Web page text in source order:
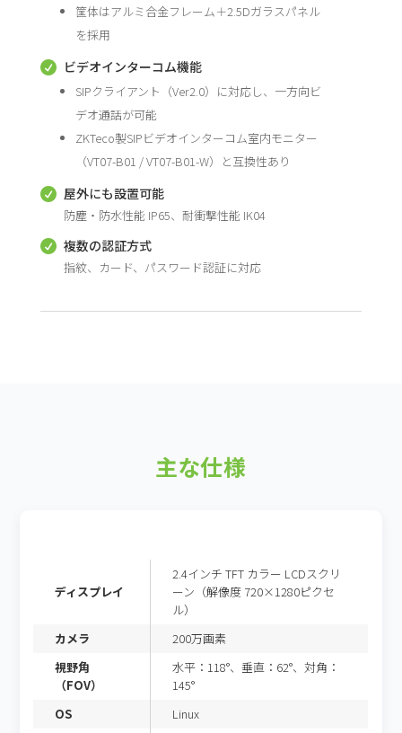
筐体はアルミ合金フレーム＋2.5Dガラスパネル
を採用
 ビデオインターコム機能
SIPクライアント（Ver2.0）に対応し、一方向ビ
デオ通話が可能
ZKTeco製SIPビデオインターコム室内モニター
（VT07-B01 / VT07-B01-W）と互換性あり
 屋外にも設置可能
防塵・防水性能 IP65、耐衝撃性能 IK04
 複数の認証方式
指紋、カード、パスワード認証に対応
主な仕様
ディスプレイ
2.4インチ TFT カラー LCDスクリ
ーン（解像度 720×1280ピクセ
ル）
カメラ
200万画素
視野角
（FOV）
水平：118°、垂直：62°、対角：
145°
OS
Linux